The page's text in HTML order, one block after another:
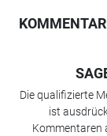
Die qualifizierte
ist
Kommentaren